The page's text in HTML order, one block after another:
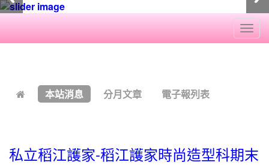
本站消息 分月文章 電子報列表
私立稻江護家-稻江護家時尚造型科期末